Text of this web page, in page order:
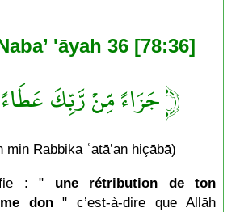
'āyah 36 [78:36]
﴿ جَزَاءً مِّنْ رَّبِّكَ
min Rabbika ʿaṭā’an hiçābā)
: " une rétribution de ton
don" c’est-à-dire que Allāh